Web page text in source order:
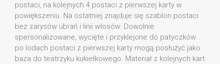
postaci, na kolejnych 4 postaci z pierwszej karty w
powiększeniu. Na ostatniej znajduje się szablon postaci
bez zarysów ubrań i linii włosów. Dowolnie
spersonalizowane, wycięte i przyklejone do patyczków
po lodach postaci z pierwszej karty mogą posłużyć jako
baza do teatrzyku kukiełkowego. Materiał z kolejnych kart